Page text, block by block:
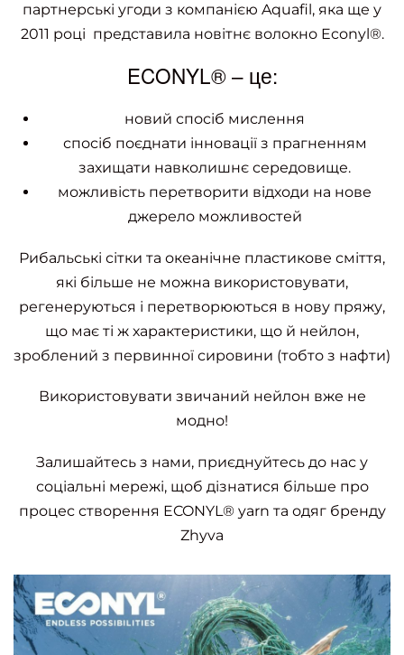
партнерські угоди з компанією Aquafil, яка ще у
2011 році представила новітнє волокно Econyl®.
ECONYL® – це:
новий спосіб мислення
спосіб поєднати інновації з прагненням
захищати навколишнє середовище.
можливість перетворити відходи на нове
джерело можливостей
Рибальські сітки та океанічне пластикове сміття,
які більше не можна використовувати,
регенеруються і перетворюються в нову пряжу,
що має ті ж характеристики, що й нейлон,
зроблений з первинної сировини (тобто з нафти)
Використовувати звичаний нейлон вже не
модно!
Залишайтесь з нами, приєднуйтесь до нас у
соціальні мережі, щоб дізнатися більше про
процес створення ECONYL® yarn та одяг бренду
Zhyva